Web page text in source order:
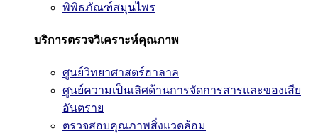
พิพิธภัณฑ์สมุนไพร
บริการตรวจวิเคราะห์คุณภาพ
ศูนย์วิทยาศาสตร์ฮาลาล
ศูนย์ความเป็นเลิศด้านการจัดการสารและของเสีย
อันตราย
ตรวจสอบคุณภาพสิ่งแวดล้อม